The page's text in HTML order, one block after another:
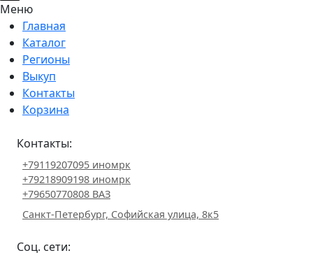
Меню
Главная
Каталог
Регионы
Выкуп
Контакты
Корзина
Контакты:
+79119207095 иномрк
+79218909198 иномрк
+79650770808 ВАЗ
Санкт-Петербург, Софийская улица, 8к5
Соц. сети: